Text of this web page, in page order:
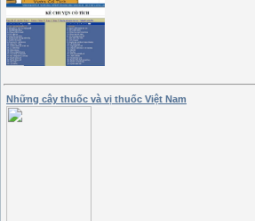
Những cây thuốc và vị thuốc Việt Nam